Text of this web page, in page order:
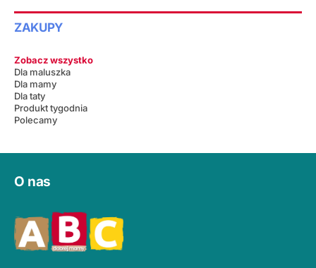
ZAKUPY
Zobacz wszystko
Dla maluszka
Dla mamy
Dla taty
Produkt tygodnia
Polecamy
O nas